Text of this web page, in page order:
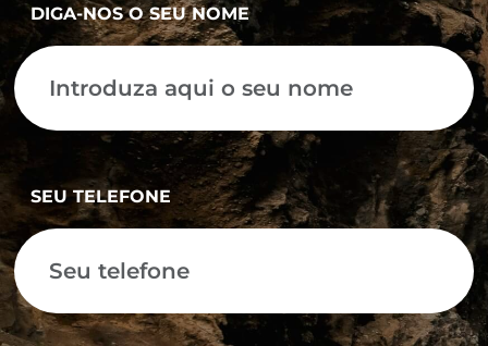
DIGA-NOS O SEU NOME
SEU TELEFONE